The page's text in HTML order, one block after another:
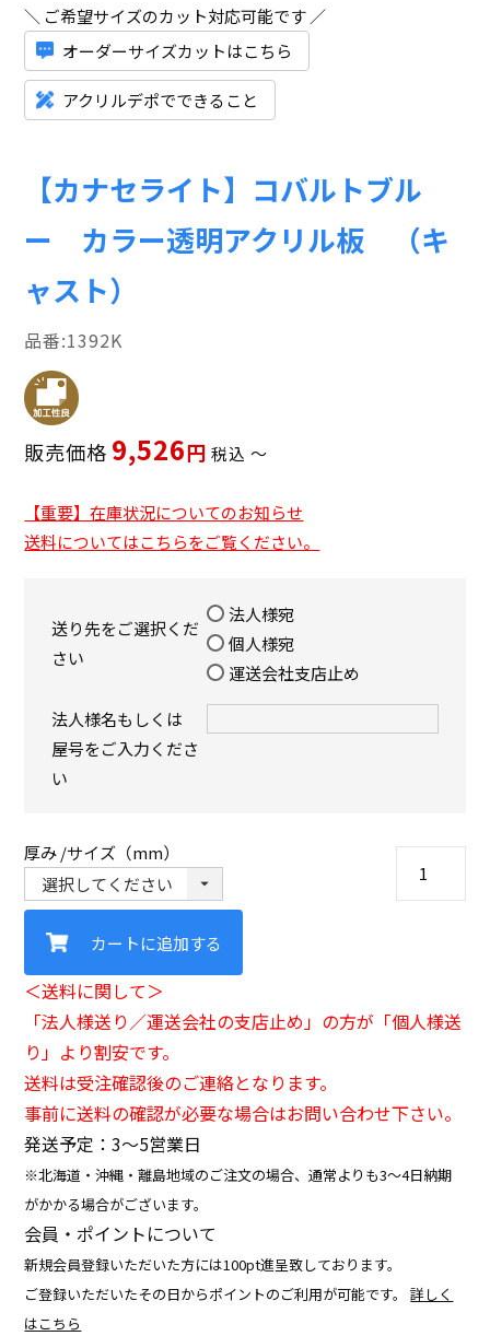
＼ ご希望サイズのカット対応可能です ／
オーダーサイズカットはこちら
アクリルデポでできること
【カナセライト】コバルトブル
ー カラー透明アクリル板 （キ
ャスト）
1392K
販売価格 9,526 税込 〜
【重要】在庫状況についてのお知らせ
送料についてはこちらをご覧ください。
送り先をご選択くだ
さい
法人様宛
個人様宛
運送会社支店止め
法人様名もしくは
屋号をご入力くださ
い
厚み サイズ（mm）
カートに追加する
＜送料に関して＞
「法人様送り／運送会社の支店止め」の方が「個人様送
り」より割安です。
送料は受注確認後のご連絡となります。
事前に送料の確認が必要な場合はお問い合わせ下さい。
発送予定：3〜5営業日
※北海道・沖縄・離島地域のご注文の場合、通常よりも3～4日納期
がかかる場合がございます。
会員・ポイントについて
新規会員登録いただいた方には100pt進呈致しております。
ご登録いただいたその日からポイントのご利用が可能です。詳しく
はこちら